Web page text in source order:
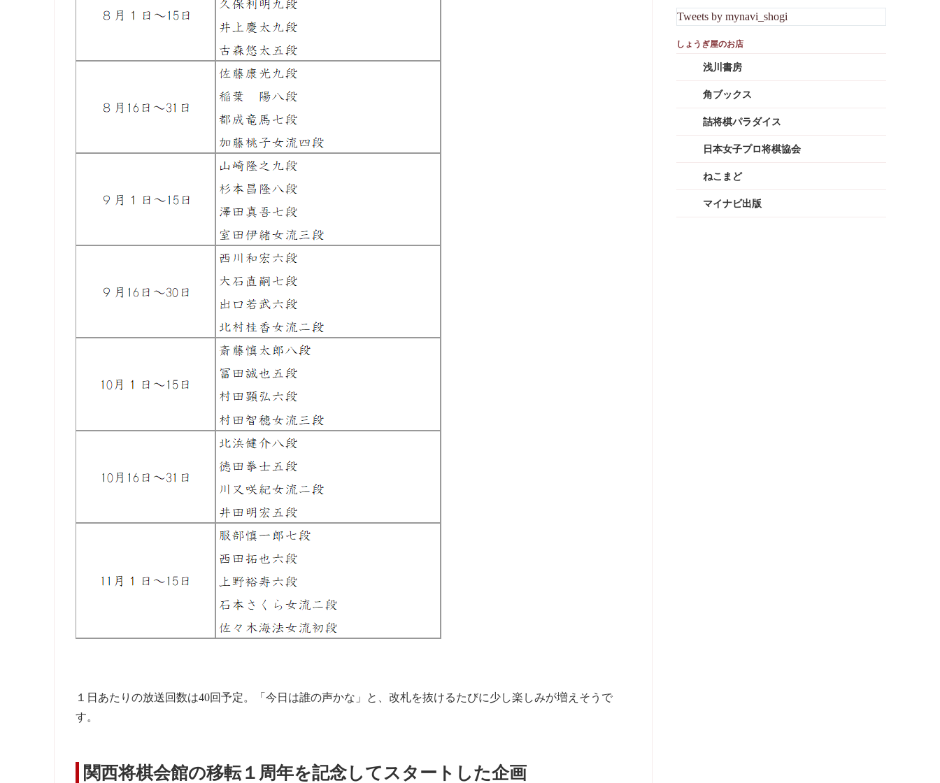
１日あたりの放送回数は40回予定。「今日は誰の声かな」と、改札を抜けるたびに少し楽しみが増えそうで
す。
関西将棋会館の移転１周年を記念してスタートした企画
Tweets by mynavi_shogi
浅川書房
角ブックス
詰将棋パラダイス
日本女子プロ将棋協会
ねこまど
マイナビ出版